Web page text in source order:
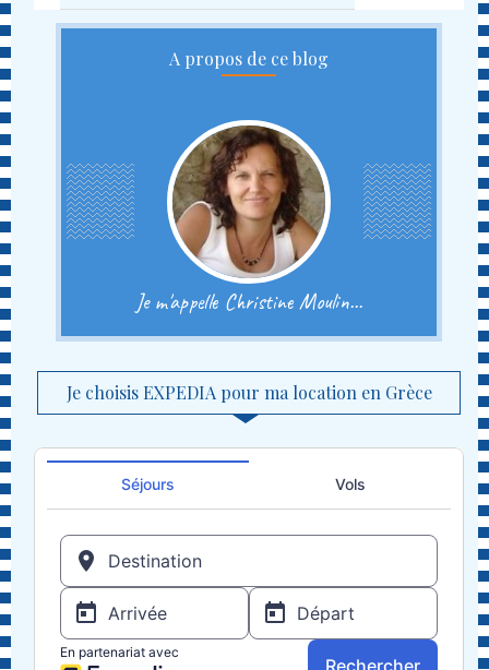
A propos de ce blog
Je m'appelle Christine Moulin...
Je choisis EXPEDIA pour ma location en Grèce